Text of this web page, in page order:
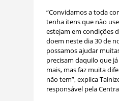
“Convidamos a toda
tenha itens que não
estejam em condições
doem neste dia 30 de
possamos ajudar
precisam daquilo que
mais, mas faz muita
não tem”, explica
responsável pela